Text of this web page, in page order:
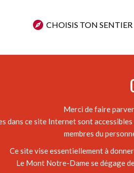
CHOISIS TON SENTIER
vue, car trop pluvieux! Mais quelle
Merci de faire
dans ce site Internet sont
membres du
Ce site vise essentiellement à
Le Mont Notre-Dame se dégage